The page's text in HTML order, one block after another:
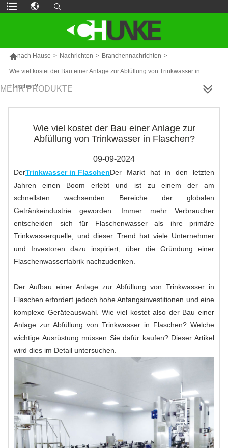
nach Hause > Nachrichten > Branchennachrichten >
Wie viel kostet der Bau einer Anlage zur Abfüllung von Trinkwasser in
Flaschen?
MEHR PRODUKTE
Wie viel kostet der Bau einer Anlage zur
Abfüllung von Trinkwasser in Flaschen?
09-09-2024
DerTrinkwasser in FlaschenDer Markt hat in den letzten
Jahren einen Boom erlebt und ist zu einem der am
schnellsten wachsenden Bereiche der globalen
Getränkeindustrie geworden. Immer mehr Verbraucher
entscheiden sich für Flaschenwasser als ihre primäre
Trinkwasserquelle, und dieser Trend hat viele Unternehmer
und Investoren dazu inspiriert, über die Gründung einer
Flaschenwasserfabrik nachzudenken.
Der Aufbau einer Anlage zur Abfüllung von Trinkwasser in
Flaschen erfordert jedoch hohe Anfangsinvestitionen und eine
komplexe Geräteauswahl. Wie viel kostet also der Bau einer
Anlage zur Abfüllung von Trinkwasser in Flaschen? Welche
wichtige Ausrüstung müssen Sie dafür kaufen? Dieser Artikel
wird dies im Detail untersuchen.